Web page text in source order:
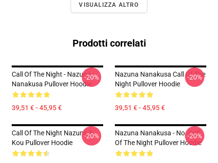
VISUALIZZA ALTRO
Prodotti correlati
Call Of The Night - Nazuna
Nanakusa Pullover Hoodie
39,51 € - 45,95 €
-20%
Nazuna Nanakusa Call Of The
Night Pullover Hoodie
39,51 € - 45,95 €
-20%
Call Of The Night Nazuna E
Kou Pullover Hoodie
-20%
Nazuna Nanakusa - No. Call
Of The Night Pullover Hoodie
-20%